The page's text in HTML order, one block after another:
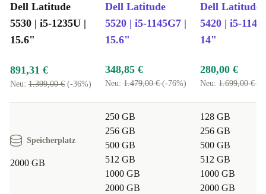
Typische Anwendungsbereiche – FAQ
Kann ich mit dem Latitude 5530 auch unterwegs
Absolut! Das schlanke Design, das geringe Gewicht und
idealen Begleiter im Café, im Homeoffice oder auf
Reisen.
Eignet sich das Gerät für Videokonferenzen und
Dell Latitude
5530 | i5-1235U |
15.6"
Dell Latitude
5520 | i5-1145G7 |
15.6"
Dell Latitude
5420 | i5-
14"
891,31 €
Neu: 1.399,00 € (-36%)
348,85 €
Neu: 1.479,00 €(-76%)
280,00 €
Neu: 1.699,00 €
Speicherplatz
2000 GB
250 GB
256 GB
500 GB
512 GB
1000 GB
2000 GB
128 GB
256 GB
500 GB
512 GB
1000 GB
2000 GB